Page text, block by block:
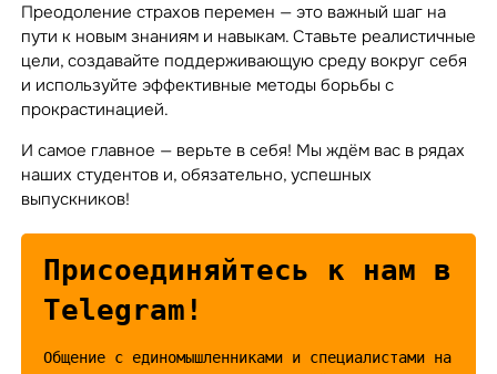
Преодоление страхов перемен — это важный шаг на
пути к новым знаниям и навыкам. Ставьте реалистичные
цели, создавайте поддерживающую среду вокруг себя
и используйте эффективные методы борьбы с
прокрастинацией.
И самое главное — верьте в себя! Мы ждём вас в рядах
наших студентов и, обязательно, успешных
выпускников!
Присоединяйтесь к нам в
Telegram!
Общение с единомышленниками и специалистами на